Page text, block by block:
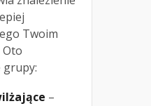
Twoim
Oto
grupy:
–